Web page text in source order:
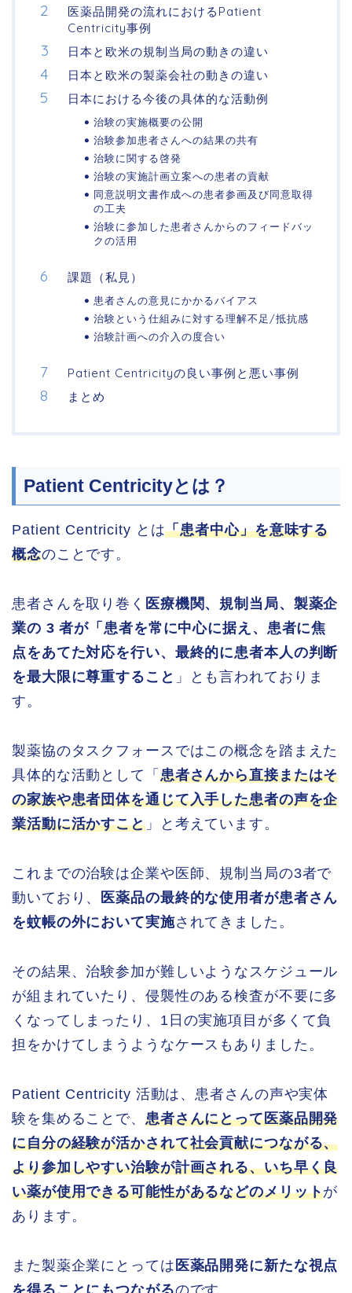
医薬品開発の流れにおけるPatient
Centricity事例
日本と欧米の規制当局の動きの違い
日本と欧米の製薬会社の動きの違い
日本における今後の具体的な活動例
治験の実施概要の公開
治験参加患者さんへの結果の共有
治験に関する啓発
治験の実施計画立案への患者の貢献
同意説明文書作成への患者参画及び同意取得
の工夫
治験に参加した患者さんからのフィードバッ
クの活用
課題（私見）
患者さんの意見にかかるバイアス
治験という仕組みに対する理解不足/抵抗感
治験計画への介入の度合い
Patient Centricityの良い事例と悪い事例
まとめ
Patient Centricityとは？
Patient Centricity とは「患者中心」を意味する
概念のことです。
患者さんを取り巻く 医療機関、規制当局、製薬企
業の 3 者が「患者を常に中心に据え、患者に焦
点をあてた対応を行い、最終的に患者本人の判断
を最大限に尊重すること 」とも言われておりま
す。
製薬協のタスクフォースではこの概念を踏まえた
具体的な活動として「 患者さんから直接またはそ
の家族や患者団体を通じて入手した患者の声を企
業活動に活かすこと」と考えています。
これまでの治験は企業や医師、規制当局の3者で
動いており、
医薬品の最終的な使用者が患者さん
を蚊帳の外において実施されてきました。
その結果、治験参加が難しいようなスケジュール
が組まれていたり、侵襲性のある検査が不要に多
くなってしまったり、1日の実施項目が多くて負
担をかけてしまうようなケースもありました。
Patient Centricity 活動は、患者さんの声や実体
験を集めることで、 患者さんにとって医薬品開発
に自分の経験が活かされて社会貢献につながる、
より参加しやすい治験が計画される、いち早く良
い薬が使用できる可能性があるなどのメリットが
あります。
また製薬企業にとっては 医薬品開発に新たな視点
を得ることにもつながるのです。